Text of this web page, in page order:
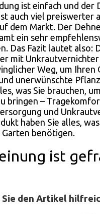
ist einfach und der
auch viel preiswerter
dem Markt. Der
ein sehr
Das Fazit lautet also:
mit
Weg, um Ihren
unerwünschte
was Sie brauchen,
bringen –
und
haben Sie alles,
benötigen.
ist
Sie den Artikel